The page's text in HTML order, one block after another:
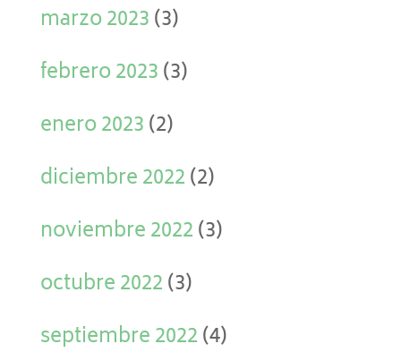
marzo 2023(3)
febrero 2023(3)
enero 2023(2)
diciembre 2022(2)
noviembre 2022(3)
octubre 2022(3)
septiembre 2022(4)